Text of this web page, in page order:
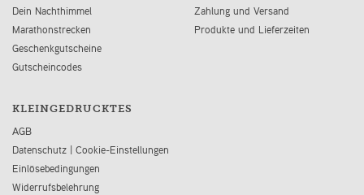
Dein Nachthimmel
Marathonstrecken
Geschenkgutscheine
Gutscheincodes
Zahlung und Versand
Produkte und Lieferzeiten
KLEINGEDRUCKTES
AGB
Datenschutz | Cookie-Einstellungen
Einlösebedingungen
Widerrufsbelehrung